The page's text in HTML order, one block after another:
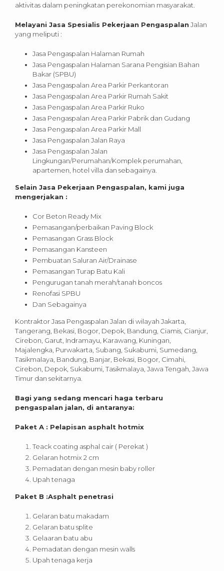
aktivitas dalam peningkatan perekonomian masyarakat.
Melayani Jasa Spesialis Pekerjaan Pengaspalan Jalan
yang meliputi :
Jasa Pengaspalan Halaman Rumah
Jasa Pengaspalan Halaman Sarana Pengisian Bahan
Bakar (SPBU)
Jasa Pengaspalan Area Parkir Perkantoran
Jasa Pengaspalan Area Parkir Rumah Sakit
Jasa Pengaspalan Area Parkir Ruko
Jasa Pengaspalan Area Parkir Pabrik dan Gudang
Jasa Pengaspalan Area Parkir Mall
Jasa Pengaspalan Jalan Raya
Jasa Pengaspalan Jalan
Lingkungan/Perumahan/Komplek perumahan,
apartemen, hotel villa dan sebagainya.
Selain Jasa Pekerjaan Pengaspalan, kami juga
mengerjakan :
Cor Beton Ready Mix
Pemasangan/perbaikan Paving Block
Pemasangan Grass Block
Pemasangan Kansteen
Pembuatan Saluran Air/Drainase
Pemasangan Turap Batu Kali
Pengurugan tanah merah/tanah boncos
Renofasi SPBU
Dan Sebagainya
Kontraktor Jasa Pengaspalan Jalan di wilayah Jakarta,
Tangerang, Bekasi, Bogor, Depok, Bandung, Ciamis, Cianjur,
Cirebon, Garut, Indramayu, Karawang, Kuningan,
Majalengka, Purwakarta, Subang, Sukabumi, Sumedang,
Tasikmalaya, Bandung, Banjar, Bekasi, Bogor, Cimahi,
Cirebon, Depok, Sukabumi, Tasikmalaya, Jawa Tengah, Jawa
Timur dan sekitarnya.
Bagi yang sedang mencari haga terbaru
pengaspalan jalan, di antaranya:
Paket A : Pelapisan asphalt hotmix
Teack coating asphal cair ( Perekat )
Gelaran hotmix 2 cm
Pemadatan dengan mesin baby roller
Upah tenaga
Paket B :Asphalt penetrasi
Gelaran batu makadam
Gelaran batu splite
Gelaaran batu abu
Pemadatan dengan mesin walls
Upah tenaga kerja